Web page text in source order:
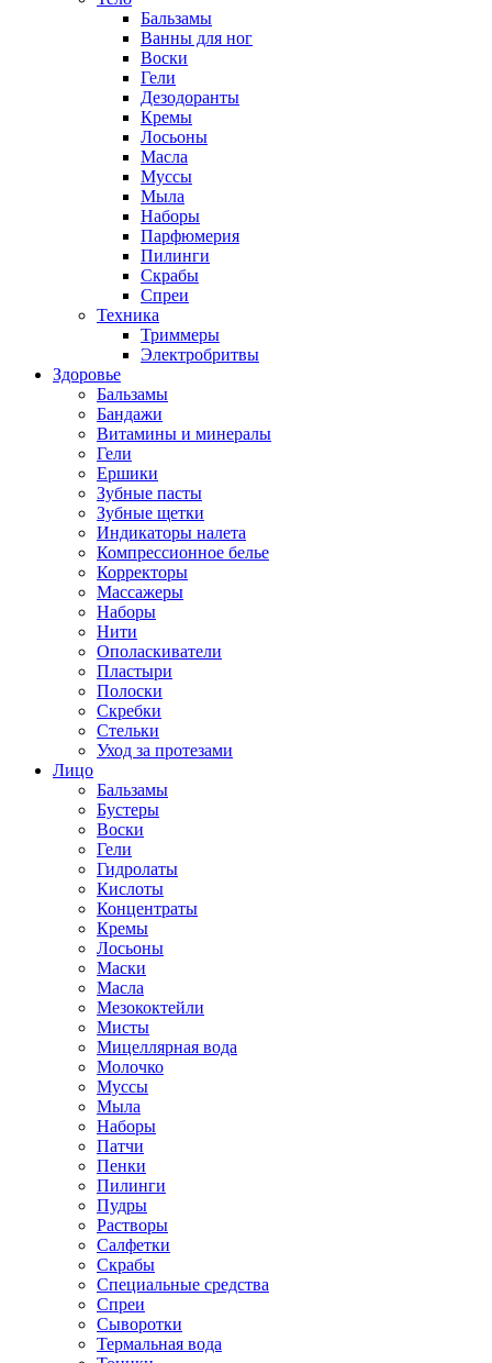
Бальзамы
Ванны для ног
Воски
Гели
Дезодоранты
Кремы
Лосьоны
Масла
Муссы
Мыла
Наборы
Парфюмерия
Пилинги
Скрабы
Спреи
Техника
Триммеры
Электробритвы
Здоровье
Бальзамы
Бандажи
Витамины и минералы
Гели
Ершики
Зубные пасты
Зубные щетки
Индикаторы налета
Компрессионное белье
Корректоры
Массажеры
Наборы
Нити
Ополаскиватели
Пластыри
Полоски
Скребки
Стельки
Уход за протезами
Лицо
Бальзамы
Бустеры
Воски
Гели
Гидролаты
Кислоты
Концентраты
Кремы
Лосьоны
Маски
Масла
Мезококтейли
Мисты
Мицеллярная вода
Молочко
Муссы
Мыла
Наборы
Патчи
Пенки
Пилинги
Пудры
Растворы
Салфетки
Скрабы
Специальные средства
Спреи
Сыворотки
Термальная вода